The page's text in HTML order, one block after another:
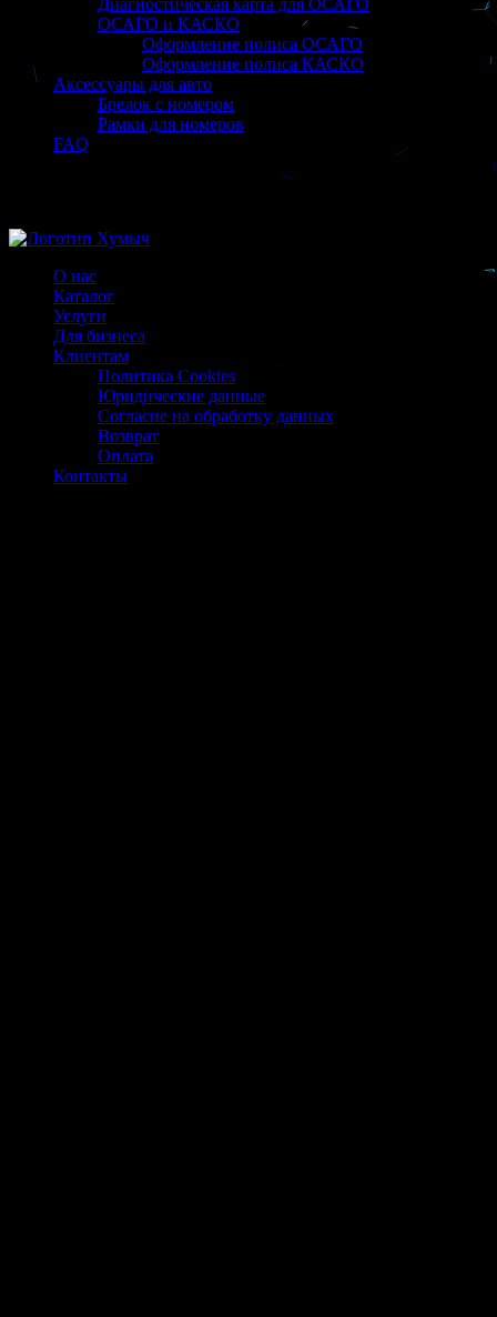
ОСАГО и КАСКО
Оформление полиса ОСАГО
Оформление полиса КАСКО
Аксессуары для авто
Брелок с номером
Рамки для номеров
FAQ
О нас
Каталог
Услуги
Для бизнеса
Клиентам
Политика Cookies
Юридические данные
Согласие на обработку данных
Возврат
Оплата
Контакты